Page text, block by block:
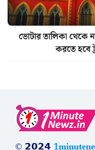
ভোটার তালিকা থেকে
করতে হবে
© 𝟮𝟬𝟮𝟰